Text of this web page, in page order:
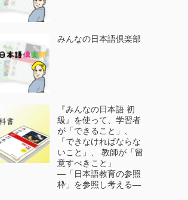
みんなの日本語倶楽部
『みんなの日本語 初
級』を使って、学習者
が「できること」、
「できなければならな
いこと」、 教師が「留
意すべきこと」
―「日本語教育の参照
枠」を参照し考える―